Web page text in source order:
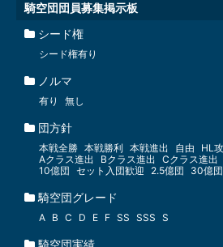
騎空団団員募集掲示板
シード権
シード権有り
ノルマ
有り 無し
団方針
本戦全勝 本戦勝利 本戦進出 自由 HL
Aクラス進出
Bクラス進出 Cクラス進出
10億団 セット入団歓迎 2.5億団 30億団
騎空団グレード
A B C D E F SS SSS S